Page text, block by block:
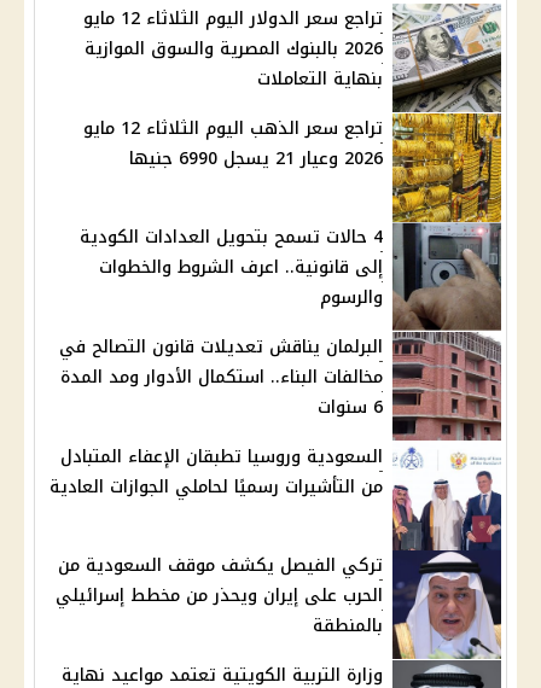
تراجع سعر الدولار اليوم الثلاثاء 12 مايو
2026 بالبنوك المصرية والسوق الموازية
بنهاية التعاملات
تراجع سعر الذهب اليوم الثلاثاء 12 مايو
2026 وعيار 21 يسجل 6990 جنيها
4 حالات تسمح بتحويل العدادات الكودية
إلى قانونية.. اعرف الشروط والخطوات
والرسوم
البرلمان يناقش تعديلات قانون التصالح في
مخالفات البناء.. استكمال الأدوار ومد المدة
6 سنوات
السعودية وروسيا تطبقان الإعفاء المتبادل
من التأشيرات رسميًا لحاملي الجوازات العادية
تركي الفيصل يكشف موقف السعودية من
الحرب على إيران ويحذر من مخطط إسرائيلي
بالمنطقة
وزارة التربية الكويتية تعتمد مواعيد نهاية